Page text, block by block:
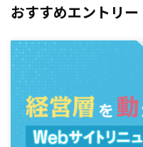
おすすめエントリー